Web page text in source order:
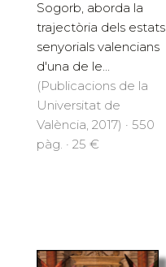
Sogorb, aborda la
trajectòria dels estats
senyorials valencians
d'una de le...
(Publicacions de la
Universitat de
València, 2017) · 550
pàg. · 25 €